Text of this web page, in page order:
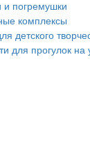
и погремушки
комплексы
детского
для прогулок на